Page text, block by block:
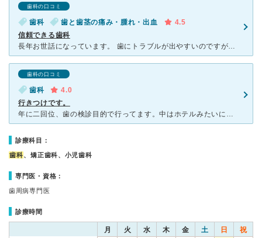
歯科の口コミ
歯科 歯と歯茎の痛み・腫れ・出血
4.5
信頼できる歯科
長年お世話になっています。 歯にトラブルが出やすいのですが、都度的確な診断と治療をして頂けます。 担当して頂いてるのはずっと同じ先生ではないですが、どの先生も技術が高くテキパキと治療して下さるので
歯科の口コミ
歯科
4.0
行きつけです。
年に二回位、歯の検診目的で行ってます。中はホテルみたいにキレイです。予約しないと、待ち時間が一時間ということもあり人気があります。院長に診ていただいてます。虫歯になり神経を抜きましたが、歯医者が怖い私
診療科目：
歯科、矯正歯科、小児歯科
専門医・資格：
歯周病専門医
診療時間
月 火 水 木 金 土 日 祝